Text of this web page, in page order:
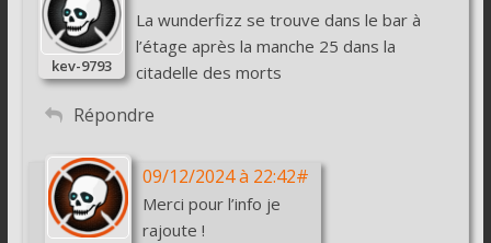
kev-9793
La wunderfizz se trouve dans le bar à
l’étage après la manche 25 dans la
citadelle des morts
Répondre
09/12/2024 à 22:42#
Merci pour l’info je
rajoute !